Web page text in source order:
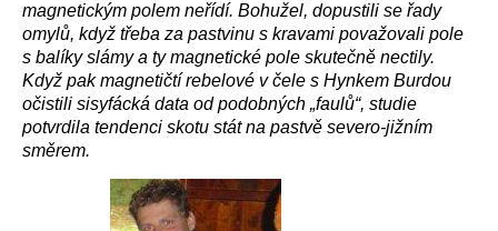
magnetickým polem neřídí. Bohužel, dopustili se řady
omylů, když třeba za pastvinu s kravami považovali pole
s balíky slámy a ty magnetické pole skutečně nectily.
Když pak magnetičtí rebelové v čele s Hynkem Burdou
očistili sisyfácká data od podobných „faulů“, studie
potvrdila tendenci skotu stát na pastvě severo-jižním
směrem.